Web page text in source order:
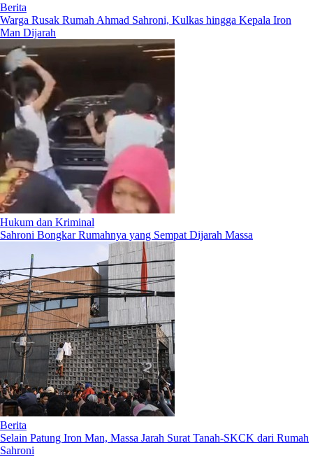
Berita
Warga Rusak Rumah Ahmad Sahroni, Kulkas hingga Kepala Iron
Man Dijarah
Hukum dan Kriminal
Sahroni Bongkar Rumahnya yang Sempat Dijarah Massa
Berita
Selain Patung Iron Man, Massa Jarah Surat Tanah-SKCK dari Rumah
Sahroni